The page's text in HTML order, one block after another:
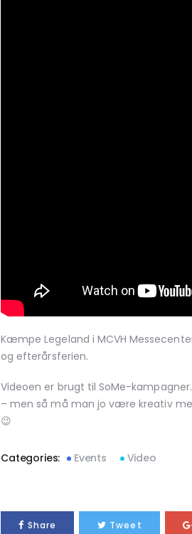
Kæmpe Legeland i MCVH
og efterårsferien.
Videoen er brugt til SoMe-
– men så må man jo være kreativ
😉
Categories: Events Video
Share Tweet